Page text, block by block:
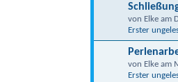
von Elke am
Erster
von Elke am
Erster